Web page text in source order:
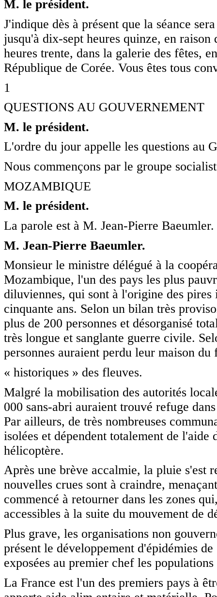
M. le président.
J'indique dès à présent que la séance
jusqu'à dix-sept heures quinze, en
heures trente, dans la galerie des fêtes,
République de Corée. Vous êtes tous
1
QUESTIONS AU GOUVERNEMENT
M. le président.
L'ordre du jour appelle les questions au
Nous commençons par le groupe
MOZAMBIQUE
M. le président.
La parole est à M. Jean-Pierre Baeumler.
M. Jean-Pierre Baeumler.
Monsieur le ministre délégué à la
Mozambique, l'un des pays les plus
diluviennes, qui sont à l'origine des pires
cinquante ans. Selon un bilan très
plus de 200 personnes et désorganisé
très longue et sanglante guerre civile.
personnes auraient perdu leur maison du
« historiques » des fleuves.
Malgré la mobilisation des autorités
000 sans-abri auraient trouvé refuge
Par ailleurs, de très nombreuses
isolées et dépendent totalement de
hélicoptère.
Après une brève accalmie, la pluie s'est
nouvelles crues sont à craindre,
commencé à retourner dans les zones
accessibles à la suite du mouvement de
Plus grave, les organisations non
présent le développement d'épidémies
exposées au premier chef les
La France est l'un des premiers pays à